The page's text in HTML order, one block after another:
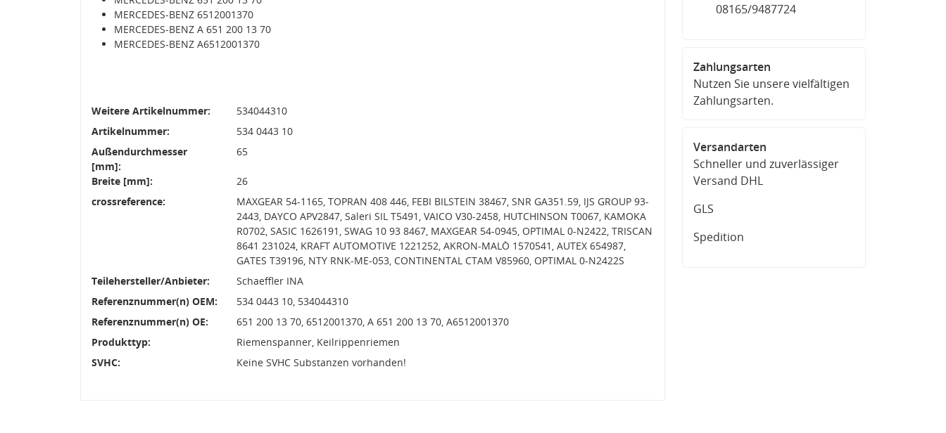
MERCEDES-BENZ 6512001370
MERCEDES-BENZ A 651 200 13 70
MERCEDES-BENZ A6512001370
Weitere Artikelnummer:
534044310
Artikelnummer:
534 0443 10
Außendurchmesser
[mm]:
65
Breite [mm]:
26
crossreference:
MAXGEAR 54-1165, TOPRAN 408 446, FEBI BILSTEIN 38467, SNR GA351.59, IJS GROUP 93-
2443, DAYCO APV2847, Saleri SIL T5491, VAICO V30-2458, HUTCHINSON T0067, KAMOKA
R0702, SASIC 1626191, SWAG 10 93 8467, MAXGEAR 54-0945, OPTIMAL 0-N2422, TRISCAN
8641 231024, KRAFT AUTOMOTIVE 1221252, AKRON-MALÒ 1570541, AUTEX 654987,
GATES T39196, NTY RNK-ME-053, CONTINENTAL CTAM V85960, OPTIMAL 0-N2422S
Teilehersteller/Anbieter:
Schaeffler INA
Referenznummer(n) OEM:
534 0443 10, 534044310
Referenznummer(n) OE:
651 200 13 70, 6512001370, A 651 200 13 70, A6512001370
Produkttyp:
Riemenspanner, Keilrippenriemen
SVHC:
Keine SVHC Substanzen vorhanden!
08165/9487724
Zahlungsarten
Nutzen Sie unsere vielfältigen
Zahlungsarten.
Versandarten
Schneller und zuverlässiger
Versand DHL
GLS
Spedition